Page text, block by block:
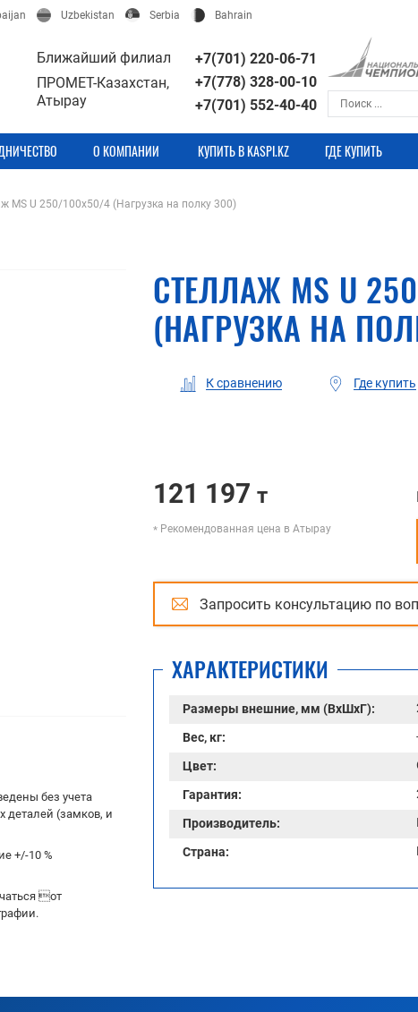
Uzbekistan Serbia Bahrain
Ближайший филиал
ПРОМЕТ-Казахстан,
Атырау
+7(701) 220-06-71
+7(778) 328-00-10
+7(701) 552-40-40
О КОМПАНИИ КУПИТЬ В KASPI.KZ ГДЕ КУПИТЬ
MS U 250/100x50/4 (Нагрузка на полку 300)
СТЕЛЛАЖ MS U
(НАГРУЗКА НА
К сравнению Где купить
121 197 т
Рекомендованная цена в Атырау
Запросить консультацию по
ХАРАКТЕРИСТИКИ
Размеры внешние, мм (ВхШхГ):
Вес, кг:
Цвет:
Гарантия:
Производитель:
Страна:
без учета
деталей (замков, и
+/-10 %
от